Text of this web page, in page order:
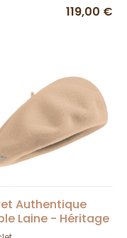
119,00 €
Authentique
Laine - Héritage